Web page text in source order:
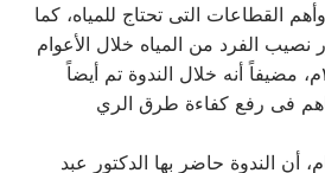
القطاعات التى تحتاج للمياه، كما
نصيب الفرد من المياه خلال الأعوام
السابقة وحتى عام ٢٠٢٥م، مضيفاً أنه خلال الندوة تم أيضاً
فى رفع كفاءة طرق الري
أن الندوة حاضر بها الدكتور عبد